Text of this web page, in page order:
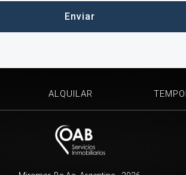
ALQUILAR